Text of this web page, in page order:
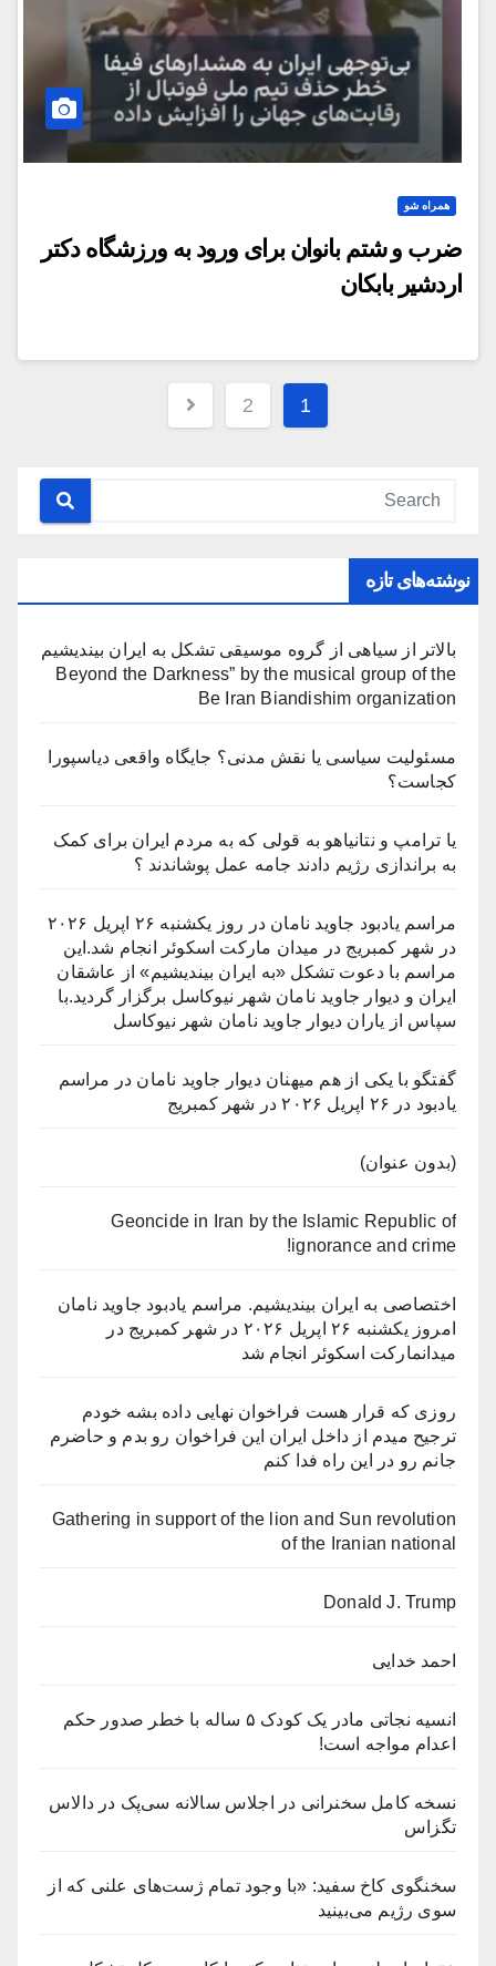
همراه شو
ضرب و شتم بانوان برای ورود به ورزشگاه دکتر
اردشیر بابکان
صفحه‌بندی
نوشته‌ها
1
2
نوشته‌های تازه
بالاتر از سیاهی از گروه موسیقی تشکل به ایران بیندیشیم
Beyond the Darkness” by the musical group of the
Be Iran Biandishim organization
مسئولیت سیاسی یا نقش مدنی؟ جایگاه واقعی دیاسپورا
کجاست؟
یا ترامپ و نتانیاهو به قولی که به مردم ایران برای کمک
به براندازی رژیم دادند جامه عمل پوشاندند ؟
مراسم یادبود جاوید نامان در روز یکشنبه ۲۶ اپریل ۲۰۲۶
در شهر کمبریج در میدان مارکت اسکوئر انجام شد.این
مراسم با دعوت تشکل «به ایران بیندیشیم» از عاشقان
ایران و دیوار جاوید نامان شهر نیوکاسل برگزار گردید.با
سپاس از یاران دیوار جاوید نامان شهر نیوکاسل
گفتگو با یکی از هم میهنان دیوار جاوید نامان در مراسم
یادبود در ۲۶ اپریل ۲۰۲۶ در شهر کمبریج
(بدون عنوان)
Geoncide in Iran by the Islamic Republic of
ignorance and crime!
اختصاصی به ایران بیندیشیم. مراسم یادبود جاوید نامان
امروز یکشنبه ۲۶ اپریل ۲۰۲۶ در شهر کمبریج در
میدانمارکت اسکوئر انجام شد
روزی که قرار هست فراخوان نهایی داده بشه خودم
ترجیح میدم از داخل ایران این فراخوان رو بدم و حاضرم
جانم رو در این راه فدا کنم
Gathering in support of the lion and Sun revolution
of the Iranian national
Donald J. Trump
احمد خدایی
انسیه نجاتی مادر یک کودک ۵ ساله با خطر صدور حکم
اعدام مواجه است!
نسخه کامل سخنرانی در اجلاس سالانه سی‌پک در دالاس
تگزاس
سخنگوی کاخ سفید: «با وجود تمام ژست‌های علنی که از
سوی رژیم می‌بینید